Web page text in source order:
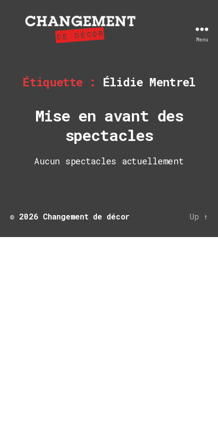
Menu
Étiquette : Élidie Mentrel
Mise en avant des
spectacles
Aucun spectacles actuellement
© 2026 Changement de décor Up ↑